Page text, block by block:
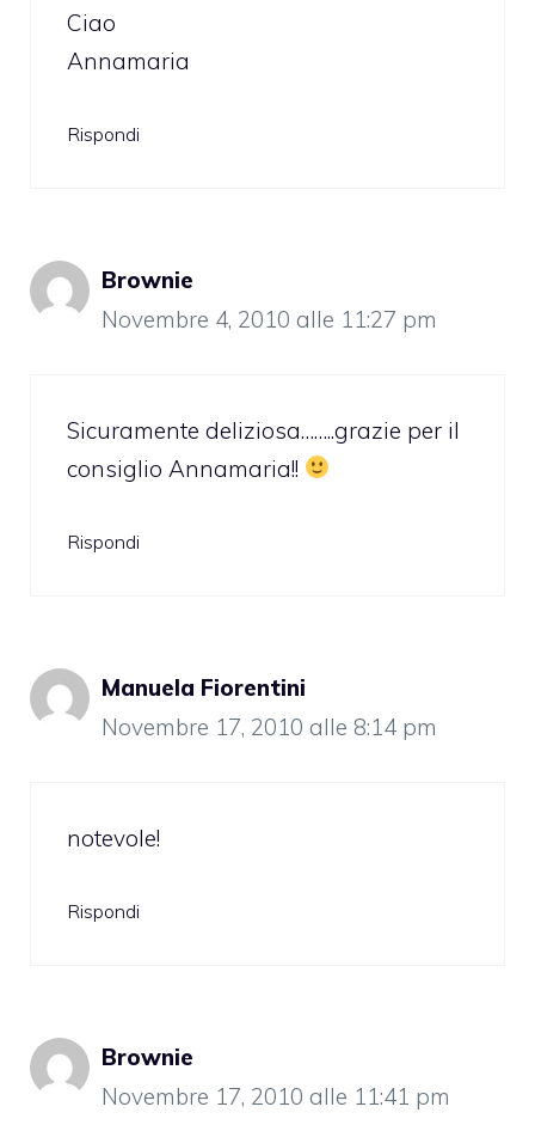
Ciao
Annamaria
Rispondi
Brownie
Novembre 4, 2010 alle 11:27 pm
Sicuramente deliziosa……..grazie per il
consiglio Annamaria!!
Rispondi
Manuela Fiorentini
Novembre 17, 2010 alle 8:14 pm
notevole!
Rispondi
Brownie
Novembre 17, 2010 alle 11:41 pm